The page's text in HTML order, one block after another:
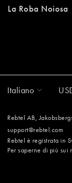
La Roba Noiosa
Italiano
Rebtel AB,
support@rebtel.com
Rebtel è registrata in
Per saperne di più sui